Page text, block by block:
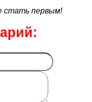
стать первым!